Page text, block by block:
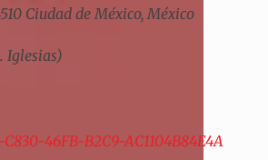
Ciudad de México, México
Iglesias)
46FB-B2C9-AC1104B84E4A